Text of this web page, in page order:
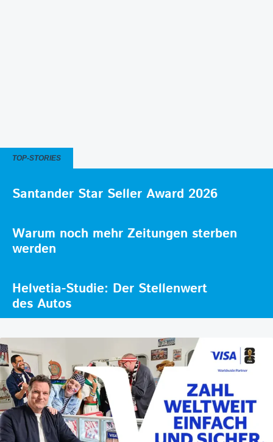
TOP-STORIES
Santander Star Seller Award 2026
Warum noch mehr Zeitungen sterben
werden
Helvetia-Studie: Der Stellenwert
des Autos